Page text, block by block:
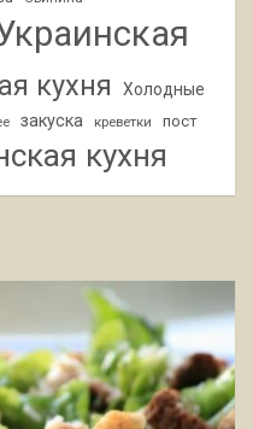
кухня
Холодные
закуска креветки пост
кухня